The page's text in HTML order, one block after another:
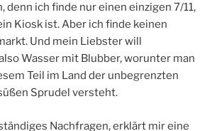
denn ich finde nur einen einzigen 7/11,
Kiosk ist. Aber ich finde keinen
Und mein Liebster will
Wasser mit Blubber, worunter man
Teil im Land der unbegrenzten
Sprudel versteht.
Nachfragen, erklärt mir eine